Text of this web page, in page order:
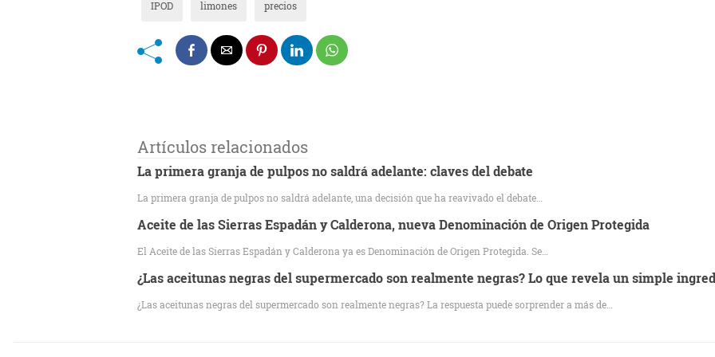
IPOD limones precios
Artículos relacionados
La primera granja de pulpos no saldrá adelante: claves del debate
La primera granja de pulpos no saldrá adelante, una decisión que ha reavivado el debate…
Aceite de las Sierras Espadán y Calderona, nueva Denominación de Origen Protegida
El Aceite de las Sierras Espadán y Calderona ya es Denominación de Origen Protegida. Se…
¿Las aceitunas negras del supermercado son realmente negras? Lo que revela un simple
¿Las aceitunas negras del supermercado son realmente negras? La respuesta puede sorprender a más de…